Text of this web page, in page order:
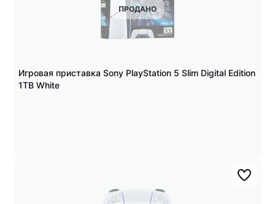
ПРОДАНО
Игровая приставка Sony PlayStation 5 Slim Digital Edition
1TB White